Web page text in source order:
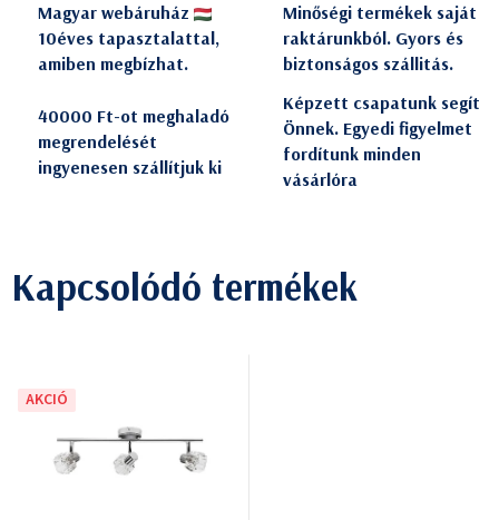
Magyar webáruház
10éves tapasztalattal,
amiben megbízhat.
Minőségi termékek saját
raktárunkból. Gyors és
biztonságos szállitás.
40000 Ft-ot meghaladó
megrendelését
ingyenesen szállítjuk ki
Képzett csapatunk segít
Önnek. Egyedi figyelmet
fordítunk minden
vásárlóra
Kapcsolódó termékek
AKCIÓ